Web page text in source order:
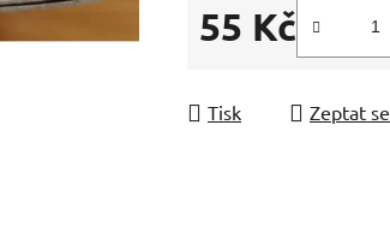
55 Kč
Měrná cena:
Tisk Zeptat se